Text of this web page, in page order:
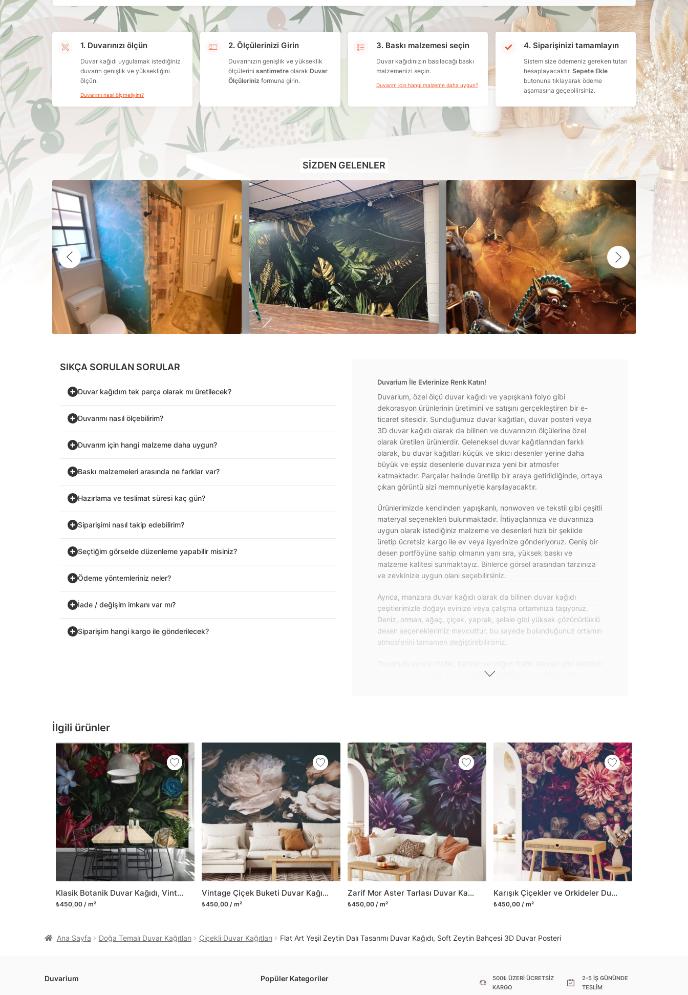
1. Duvarınızı ölçün
Duvar kağıdı uygulamak istediğiniz
duvarın genişlik ve yüksekliğini
ölçün.
Duvarımı nasıl ölçmeliyim?
2. Ölçülerinizi Girin
Duvarınızın genişlik ve yükseklik
ölçülerini santimetreolarak Duvar
Ölçüleriniz formuna girin.
3. Baskı malzemesi seçin
Duvar kağıdınızın basılacağı baskı
malzemenizi seçin.
Duvarım için hangi malzeme daha uygun?
4. Siparişinizi tamamlayın
Sistem size ödemeniz gereken tutarı
hesaplayacaktır.Sepete Ekle
butonuna tıklayarak ödeme
aşamasına geçebilirsiniz.
İlgili ürünler
Klasik Botanik Duvar Kağıdı, Vintage Çiçek ve Yapraklar, 3D Duvar Posteri
₺450,00 / m²
Vintage Çiçek Buketi Duvar Kağıdı, Rahat Bir Kır Evi Görünümü için Nostaljik Duvar Posteri
₺450,00 / m²
Zarif Mor Aster Tarlası Duvar Kağıdı, Büyük Çiçekli Duvar Dekoru için Özel Ölçü Duvar Posteri
₺450,00 / m²
Karışık Çiçekler ve Orkideler Duvar Kağıdı, Canlı Ev Dekoru için Tropikal Duvar Posteri
₺450,00 / m²
SIZDEN GELENLER
SIKÇA SORULAN SORULAR
Duvar kağıdım tek parça olarak mı üretilecek?
Duvarımı nasıl ölçebilirim?
Duvarım için hangi malzeme daha uygun?
Baskı malzemeleri arasında ne farklar var?
Hazırlama ve teslimat süresi kaç gün?
Siparişimi nasıl takip edebilirim?
Seçtiğim görselde düzenleme yapabilir misiniz?
Ödeme yöntemleriniz neler?
İade / değişim imkanı var mı?
Siparişim hangi kargo ile gönderilecek?
Duvarium İle Evlerinize Renk Katın!
Duvarium, özel ölçü duvar kağıdı ve yapışkanlı folyo gibi
dekorasyon ürünlerinin üretimini ve satışını gerçekleştiren bir e-
ticaret sitesidir. Sunduğumuz duvar kağıtları, duvar posteri veya
3D duvar kağıdı olarak da bilinen ve duvarınızın ölçülerine özel
olarak üretilen ürünlerdir. Geleneksel duvar kağıtlarından farklı
olarak, bu duvar kağıtları küçük ve sıkıcı desenler yerine daha
büyük ve eşsiz desenlerle duvarınıza yeni bir atmosfer
katmaktadır. Parçalar halinde üretilip bir araya getirildiğinde, ortaya
çıkan görüntü sizi memnuniyetle karşılayacaktır.
Ürünlerimizde kendinden yapışkanlı, nonwoven ve tekstil gibi çeşitli
materyal seçenekleri bulunmaktadır. İhtiyaçlarınıza ve duvarınıza
uygun olarak istediğiniz malzeme ve desenleri hızlı bir şekilde
üretip ücretsiz kargo ile ev veya işyerinize gönderiyoruz. Geniş bir
desen portföyüne sahip olmanın yanı sıra, yüksek baskı ve
malzeme kalitesi sunmaktayız. Binlerce görsel arasından tarzınıza
ve zevkinize uygun olanı seçebilirsiniz.
Ayrıca, manzara duvar kağıdı olarak da bilinen duvar kağıdı
çeşitlerimizle doğayı evinize veya çalışma ortamınıza taşıyoruz.
Deniz, orman, ağaç, çiçek, yaprak, şelale gibi yüksek çözünürlüklü
desen seçeneklerimiz mevcuttur, bu sayede bulunduğunuz ortamın
atmosferini tamamen değiştirebilirsiniz.
alanlar için de proje duvar kağıdı çözümleri sunmaktadır. Yanmaz
yapışkanlı folyolarımız da geniş kullanım amacına sahiptir. Bu
folyolar sayesinde masa, çekmece, dolap kapakları gibi
mobilyalarınıza ilk günkü gibi yeni bir görünüm kazandırabilirsiniz.
Yüzeyi düz olan cam dahil her türlü yüzeye yapışabilen ve suya
dayanıklı yapışkanlı folyo modellerimizi ilgili kategoride
bulabilirsiniz.
Duvarium, yalnızca bu ürünlerle sınırlı kalmayıp aynı zamanda
kanvas tablo gibi çeşitli duvar dekorasyon ürünlerinin de üretimini
ve satışını yapmaktadır. Duvar tasarımının önemini biliyor ve evin en
kritik dekorasyon alanı olduğunu kabul ediyoruz. Bu nedenle ürün
yelpazemizi sürekli genişletiyor ve trendlere ayak uydurmanın yanı
sıra yeni trendlerin oluşumunda da öncü rol üstleniyoruz.
Herhangi bir soru ya da sorununuz olursa bizimle iletişime
geçebilirsiniz.
Ana Sayfa Doğa Temalı Duvar Kağıtları Çiçekli Duvar Kağıtları Flat Art Yeşil Zeytin Dalı Tasarımı Duvar Kağıdı, Soft Zeytin Bahçesi 3D Duvar Posteri
Duvarium Popüler Kategoriler
500₺ ÜZERİ ÜCRETSİZ
KARGO
2-5 İŞ GÜNÜNDE
TESLİM